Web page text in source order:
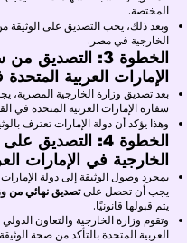
المختصة.
وبعد ذلك، يجب التصديق على الوثيقة
الخارجية في مصر.
الخطوة 3: التصديق
الإمارات العربية
بعد تصديق وزارة الخارجية المصرية،
سفارة الإمارات العربية المتحدة في
وهذا يؤكد أن دولة الإمارات تعترف
الخطوة 4: التصديق
الخارجية في الإمارات
بمجرد وصول الوثيقة إلى دولة الإمارات
يجب أن تحصل علىتصديق نهائي من
يتم قبولها قانونيًا.
وتقوم وزارة الخارجية والتعاون
العربية المتحدة بالتأكد من صحة